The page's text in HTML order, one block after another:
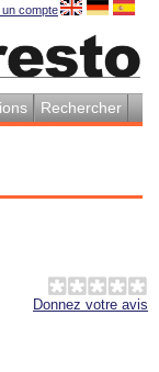
compte
Rechercher
Donnez votre avis